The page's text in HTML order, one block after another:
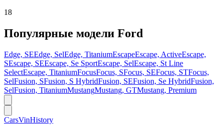
18
Популярные модели Ford
Edge, SEEdge, SelEdge, TitaniumEscapeEscape, ActiveEscape,
SEscape, SEEscape, Se SportEscape, SelEscape, St Line
SelectEscape, TitaniumFocusFocus, SFocus, SEFocus, STFocus,
SelFusion, SFusion, S HybridFusion, SEFusion, Se HybridFusion,
SelFusion, TitaniumMustangMustang, GTMustang, Premium
CarsVinHistory